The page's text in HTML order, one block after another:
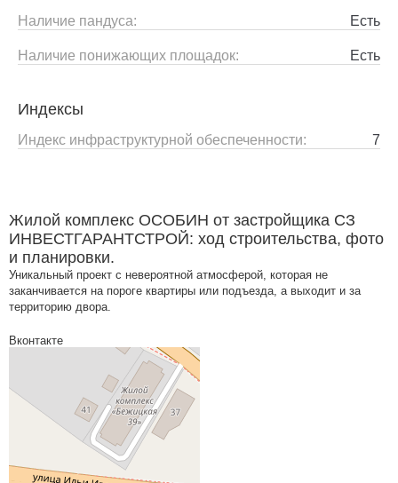
Наличие пандуса: Есть
Наличие понижающих площадок: Есть
Индексы
Индекс инфраструктурной обеспеченности: 7
Жилой комплекс ОСОБИН от застройщика СЗ
ИНВЕСТГАРАНТСТРОЙ: ход строительства, фото
и планировки.
Уникальный проект с невероятной атмосферой, которая не
заканчивается на пороге квартиры или подъезда, а выходит и за
территорию двора.
Вконтакте